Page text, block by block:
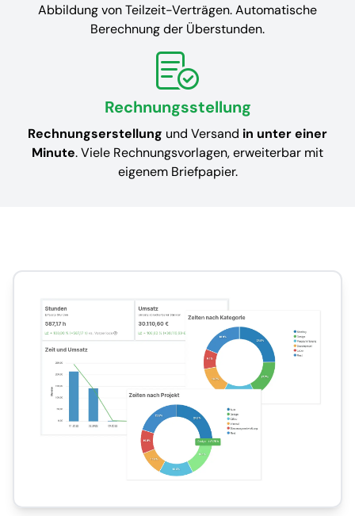
Abbildung von Teilzeit-Verträgen. Automatische
Berechnung der Überstunden.
Rechnungsstellung
Rechnungserstellung und Versand in unter einer
Minute. Viele Rechnungsvorlagen, erweiterbar mit
eigenem Briefpapier.